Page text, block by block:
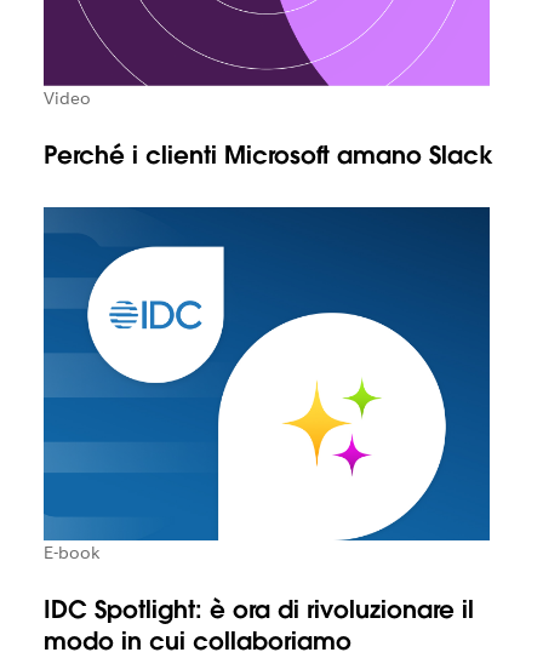
Video
Perché i clienti Microsoft amano Slack
E-book
IDC Spotlight: è ora di rivoluzionare il
modo in cui collaboriamo